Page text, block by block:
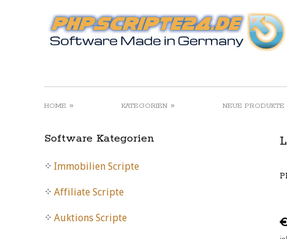
HOME » KATEGORIEN » NEUE PRODUKTE
Software Kategorien
Immobilien Scripte
Affiliate Scripte
Auktions Scripte